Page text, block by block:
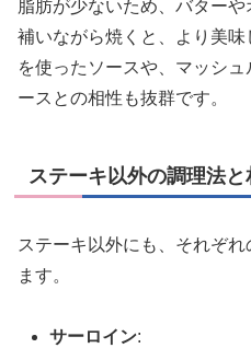
脂肪が少ないため、バター
補いながら焼くと、より美
を使ったソースや、マッシ
ースとの相性も抜群です。
ステーキ以外の調理法
ステーキ以外にも、それぞ
ます。
サーロイン: